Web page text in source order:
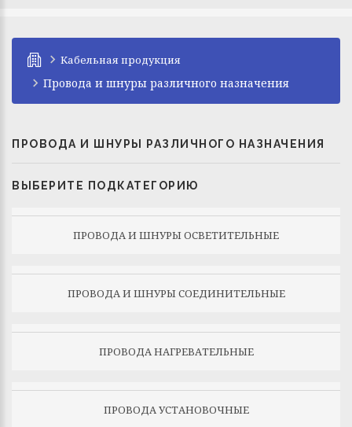
Кабельная продукция
Провода и шнуры различного назначения
ПРОВОДА И ШНУРЫ РАЗЛИЧНОГО НАЗНАЧЕНИЯ
ВЫБЕРИТЕ ПОДКАТЕГОРИЮ
ПРОВОДА И ШНУРЫ ОСВЕТИТЕЛЬНЫЕ
ПРОВОДА И ШНУРЫ СОЕДИНИТЕЛЬНЫЕ
ПРОВОДА НАГРЕВАТЕЛЬНЫЕ
ПРОВОДА УСТАНОВОЧНЫЕ